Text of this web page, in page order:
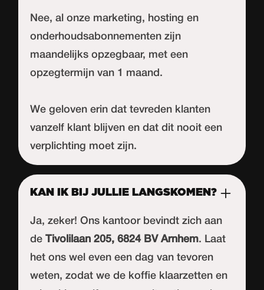
Nee, al onze marketing, hosting en
onderhoudsabonnementen zijn
maandelijks opzegbaar, met een
opzegtermijn van 1 maand.
We geloven erin dat tevreden klanten
vanzelf klant blijven en dat dit nooit een
verplichting moet zijn.
KAN IK BIJ JULLIE LANGSKOMEN?
Ja, zeker! Ons kantoor bevindt zich aan
deTivolilaan 205, 6824 BV Arnhem. Laat
het ons wel even een dag van tevoren
weten, zodat we de koffie klaarzetten en